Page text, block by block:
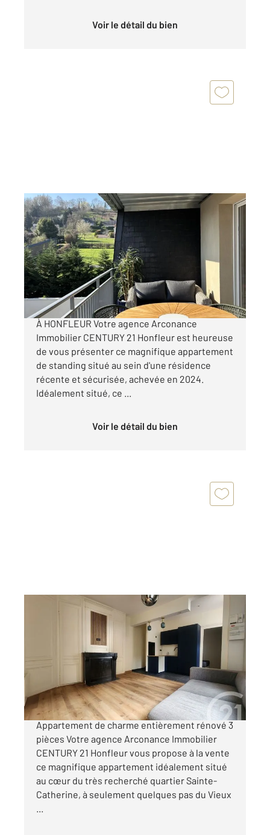
Voir le détail du bien
HONFLEUR 14
76,26 m2, 4 pièces
Ref : 87
Appartement F4 à vendre
364 000 €
À VENDRE SUPERBE APPARTEMENT 4 PIÈCES
À HONFLEUR Votre agence Arconance
Immobilier CENTURY 21 Honfleur est heureuse
de vous présenter ce magnifique appartement
de standing situé au sein d'une résidence
récente et sécurisée, achevée en 2024.
Idéalement situé, ce ...
Voir le détail du bien
HONFLEUR 14
, 3 pièces
Appartement à vendre
243 800 €
HONFLEUR QUARTIER SAINTE-CATHERINE
Appartement de charme entièrement rénové 3
pièces Votre agence Arconance Immobilier
CENTURY 21 Honfleur vous propose à la vente
ce magnifique appartement idéalement situé
au cœur du très recherché quartier Sainte-
Catherine, à seulement quelques pas du Vieux
...